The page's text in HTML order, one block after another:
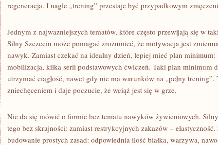
regeneracja. I nagle „trening” przestaje być przypadkowym
Jednym z najważniejszych tematów, które często przewijają się w
Silny Szczecin może pomagać zrozumieć, że motywacja jest
nawyk. Zamiast czekać na idealny dzień, lepiej mieć plan minimum:
mobilizacja, kilka serii podstawowych ćwiczeń. Taki plan minimum
utrzymać ciągłość, nawet gdy nie ma warunków na „pełny
zniechęceniem i daje poczucie, że wciąż jest się w grze.
Nie da się mówić o formie bez tematu nawyków żywieniowych.
tego bez skrajności: zamiast restrykcyjnych zakazów –
budowanie prostych zasad: odpowiednia ilość białka, warzywa,